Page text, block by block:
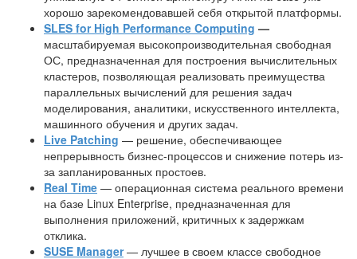
хорошо зарекомендовавшей себя открытой платформы.
SLES for High Performance Computing —
масштабируемая высокопроизводительная свободная
ОС, предназначенная для построения вычислительных
кластеров, позволяющая реализовать преимущества
параллельных вычислений для решения задач
моделирования, аналитики, искусственного интеллекта,
машинного обучения и других задач.
Live Patching — решение, обеспечивающее
непрерывность бизнес-процессов и снижение потерь из-
за запланированных простоев.
Real Time — операционная система реального времени
на базе Linux Enterprise, предназначенная для
выполнения приложений, критичных к задержкам
отклика.
SUSE Manager— лучшее в своем классе свободное